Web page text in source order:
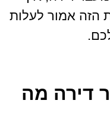
הזה אמור לעלות
.
דירה מה